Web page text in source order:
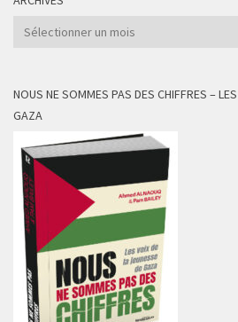
Archives
NOUS NE SOMMES PAS DES CHIFFRES –
GAZA